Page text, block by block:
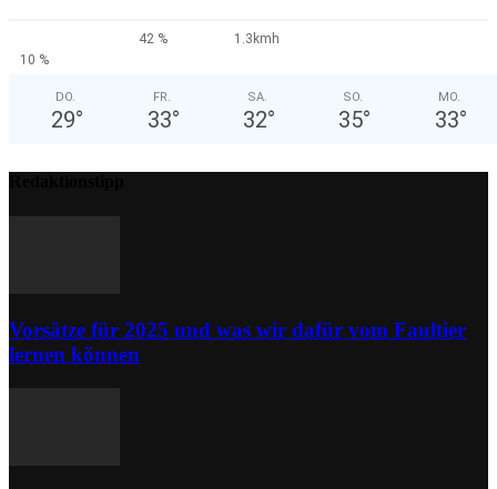
42 %
1.3kmh
10 %
DO.
29°
FR.
33°
SA.
32°
SO.
35°
MO.
33°
Vorsätze für 2025 und was wir dafür vom Faultier
lernen können